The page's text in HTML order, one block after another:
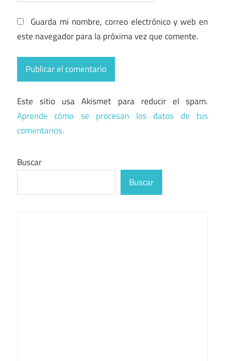
Guarda mi nombre, correo electrónico y web en
este navegador para la próxima vez que comente.
Este sitio usa Akismet para reducir el spam.
Aprende cómo se procesan los datos de tus
comentarios.
Buscar
Buscar